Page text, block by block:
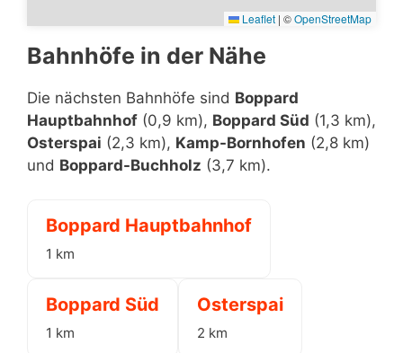
Leaflet | ©OpenStreetMap
Bahnhöfe in der Nähe
Die nächsten Bahnhöfe sind Boppard
Hauptbahnhof (0,9 km), Boppard Süd (1,3 km),
Osterspai (2,3 km), Kamp-Bornhofen (2,8 km)
und Boppard-Buchholz (3,7 km).
Boppard Hauptbahnhof
1 km
Boppard Süd
1 km
Osterspai
2 km